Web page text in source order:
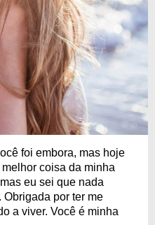
foi embora, mas hoje
coisa da minha
eu sei que nada
por ter me
a viver. Você é minha